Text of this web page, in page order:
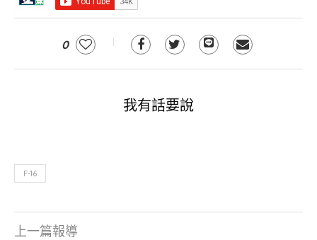
0
我有話要說
F-16
上一篇報導